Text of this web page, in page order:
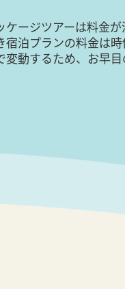
ージツアーは料金が
宿泊プランの料金は時
変動するため、お早目